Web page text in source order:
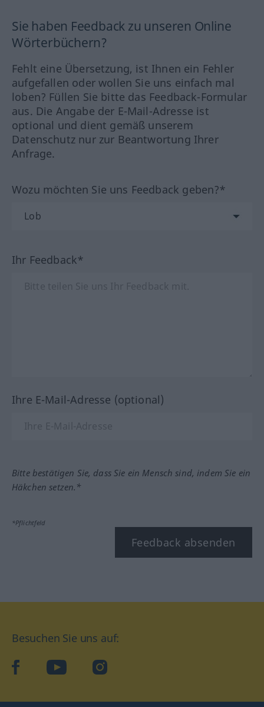
Sie haben Feedback zu unseren Online
Wörterbüchern?
Fehlt eine Übersetzung, ist Ihnen ein Fehler
aufgefallen oder wollen Sie uns einfach mal
loben? Füllen Sie bitte das Feedback-Formular
aus. Die Angabe der E-Mail-Adresse ist
optional und dient gemäß unserem
Datenschutz nur zur Beantwortung Ihrer
Anfrage.
Wozu möchten Sie uns Feedback geben?*
Ihr Feedback*
Ihre E-Mail-Adresse (optional)
Bitte bestätigen Sie, dass Sie ein Mensch sind, indem Sie ein
Häkchen setzen.*
*Pflichtfeld
Feedback absenden
Besuchen Sie uns auf:
facebookYouTube Instagram